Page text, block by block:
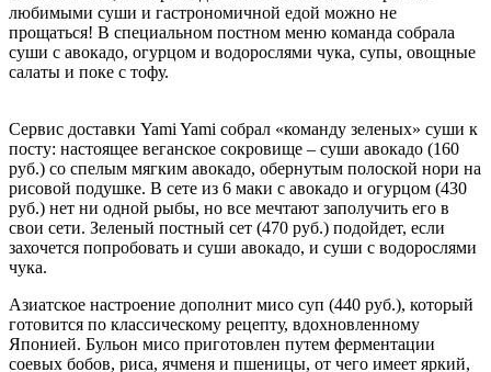
любимыми суши и гастрономичной едой можно не
прощаться! В специальном постном меню команда собрала
суши с авокадо, огурцом и водорослями чука, супы, овощные
салаты и поке с тофу.
Сервис доставки Yami Yami собрал «команду зеленых» суши к
посту: настоящее веганское сокровище – суши авокадо (160
руб.) со спелым мягким авокадо, обернутым полоской нори на
рисовой подушке. В сете из 6 маки с авокадо и огурцом (430
руб.) нет ни одной рыбы, но все мечтают заполучить его в
свои сети. Зеленый постный сет (470 руб.) подойдет, если
захочется попробовать и суши авокадо, и суши с водорослями
чука.
Азиатское настроение дополнит мисо суп (440 руб.), который
готовится по классическому рецепту, вдохновленному
Японией. Бульон мисо приготовлен путем ферментации
соевых бобов, риса, ячменя и пшеницы, от чего имеет яркий,